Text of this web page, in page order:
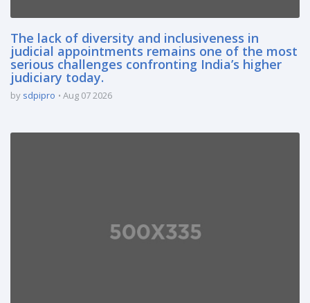
The lack of diversity and inclusiveness in
judicial appointments remains one of the most
serious challenges confronting India’s higher
judiciary today.
by sdpipro Aug 07 2026